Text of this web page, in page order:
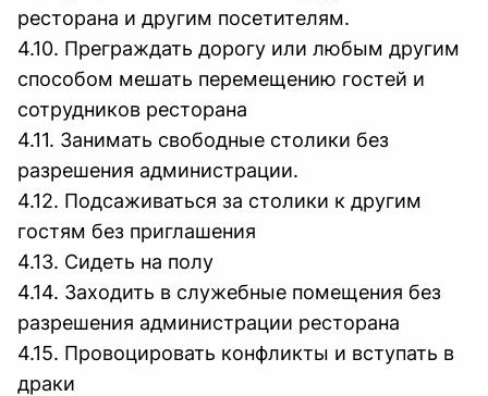
ресторана и другим посетителям.
4.10. Преграждать дорогу или любым другим
способом мешать перемещению гостей и
сотрудников ресторана
4.11. Занимать свободные столики без
разрешения администрации.
4.12. Подсаживаться за столики к другим
гостям без приглашения
4.13. Сидеть на полу
4.14. Заходить в служебные помещения без
разрешения администрации ресторана
4.15. Провоцировать конфликты и вступать в
драки